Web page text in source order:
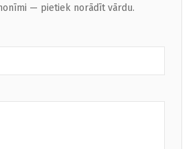
— pietiek norādīt vārdu.